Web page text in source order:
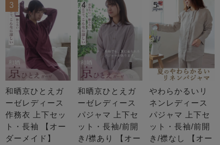
3
和晒京ひとえガ
ーゼレディース
作務衣 上下セッ
ト・長袖 【オー
ダーメイド】
4
和晒京ひとえガ
ーゼレディース
パジャマ 上下セ
ット・長袖/前開
き/襟あり 【オー
5
やわらかるいリ
ネンレディース
パジャマ 上下セ
ット・長袖/前開
き/襟なし 【オー